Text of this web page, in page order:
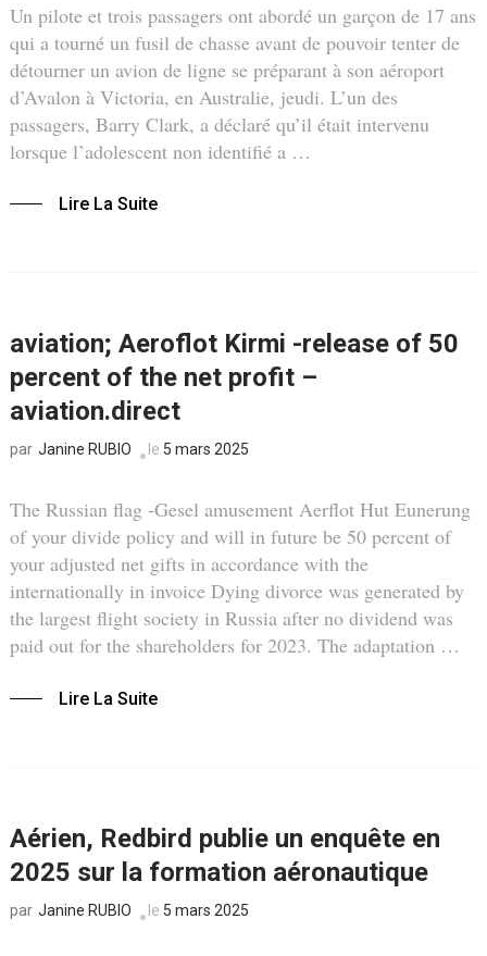
Un pilote et trois passagers ont abordé un garçon de 17 ans
qui a tourné un fusil de chasse avant de pouvoir tenter de
détourner un avion de ligne se préparant à son aéroport
d’Avalon à Victoria, en Australie, jeudi. L’un des
passagers, Barry Clark, a déclaré qu’il était intervenu
lorsque l’adolescent non identifié a …
Lire La Suite
aviation; Aeroflot Kirmi -release of 50
percent of the net profit –
aviation.direct
par Janine RUBIO le 5 mars 2025
The Russian flag -Gesel amusement Aerflot Hut Eunerung
of your divide policy and will in future be 50 percent of
your adjusted net gifts in accordance with the
internationally in invoice Dying divorce was generated by
the largest flight society in Russia after no dividend was
paid out for the shareholders for 2023. The adaptation …
Lire La Suite
Aérien, Redbird publie un enquête en
2025 sur la formation aéronautique
par Janine RUBIO le 5 mars 2025